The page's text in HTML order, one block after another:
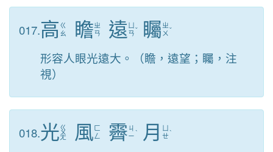
017.高 ㄍ
ㄠ
瞻ㄓ
ㄢ
遠 ㄢˇ 矚 ㄓ
ㄨ ˇ
形容人眼光遠大。（瞻，遠望；矚，注
視）
018.光ㄍ
ㄨ
ㄤ 風 ㄈ
ㄥ
霽 ㄐ
ㄧˋ 月
ㄝˋ